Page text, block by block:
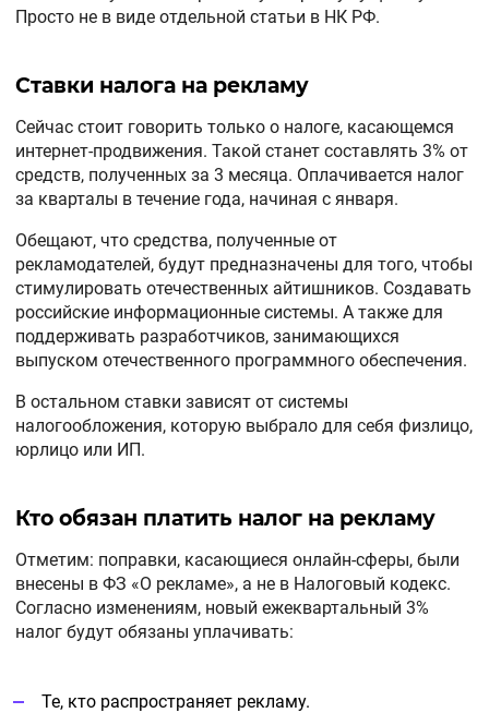
Просто не в виде отдельной статьи в НК РФ.
Ставки налога на рекламу
Сейчас стоит говорить только о налоге, касающемся
интернет-продвижения. Такой станет составлять 3% от
средств, полученных за 3 месяца. Оплачивается налог
за кварталы в течение года, начиная с января.
Обещают, что средства, полученные от
рекламодателей, будут предназначены для того, чтобы
стимулировать отечественных айтишников. Создавать
российские информационные системы. А также для
поддерживать разработчиков, занимающихся
выпуском отечественного программного обеспечения.
В остальном ставки зависят от системы
налогообложения, которую выбрало для себя физлицо,
юрлицо или ИП.
Кто обязан платить налог на рекламу
Отметим: поправки, касающиеся онлайн-сферы, были
внесены в ФЗ «О рекламе», а не в Налоговый кодекс.
Согласно изменениям, новый ежеквартальный 3%
налог будут обязаны уплачивать:
Те, кто распространяет рекламу.